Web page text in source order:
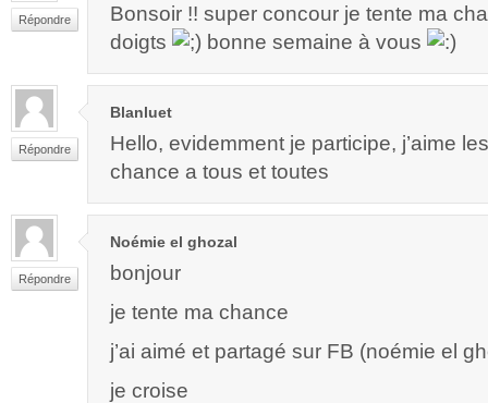
Répondre
Bonsoir !! super concour je tente ma
doigts
bonne semaine à vous
Répondre
Blanluet
Hello, evidemment je participe, j’aime
chance a tous et toutes
Répondre
Noémie el ghozal
bonjour
je tente ma chance
j’ai aimé et partagé sur FB (noémie el
je croise